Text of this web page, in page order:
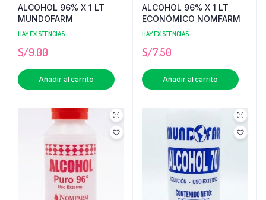
ALCOHOL 96% X 1 LT
MUNDOFARM
HAY EXISTENCIAS
S/9.00
Añadir al carrito
ALCOHOL 96% X 1 LT
ECONÓMICO NOMFARM
HAY EXISTENCIAS
S/7.50
Añadir al carrito